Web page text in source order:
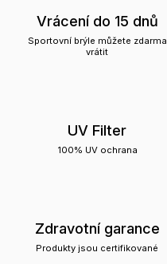
Vrácení do 15 dnů
Sportovní brýle můžete zdarma
vrátit
UV Filter
100% UV ochrana
Zdravotní garance
Produkty jsou certifikované